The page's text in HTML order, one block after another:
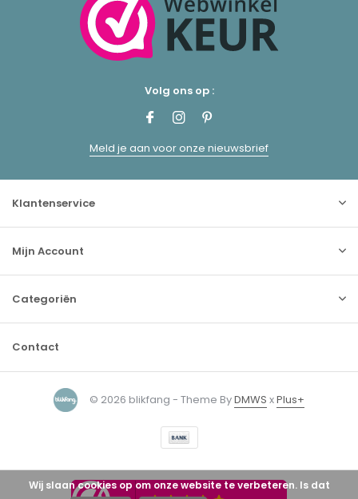
Volg ons op :
Meld je aan voor onze nieuwsbrief
Klantenservice
Mijn Account
Categoriën
Contact
© 2026 blikfang - Theme ByDMWS xPlus+
Wij slaan cookies op om onze website te verbeteren. Is dat